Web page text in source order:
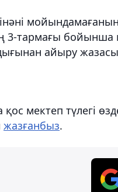
3-тармағы бойынша
айыру
мектеп түлегі
жазғанбыз.